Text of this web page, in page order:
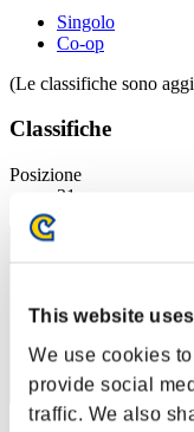
This website
We use cookies
provide social
traffic. We also
Singolo
Co-op
(Le classifiche sono
Classifiche
Posizione
31